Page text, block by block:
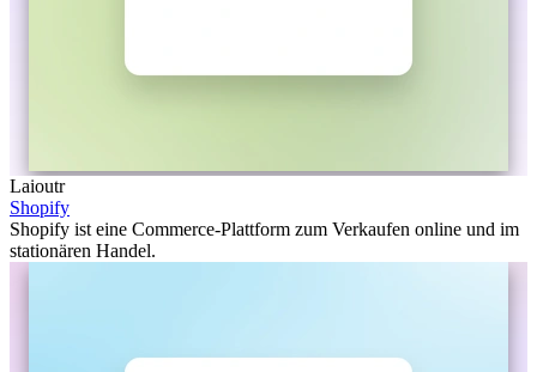
Laioutr
Shopify
Shopify ist eine Commerce-Plattform zum Verkaufen online und im
stationären Handel.